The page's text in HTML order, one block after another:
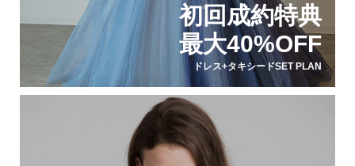
初回成約特典
最大40%OFF
ドレス+タキシードSET PLAN